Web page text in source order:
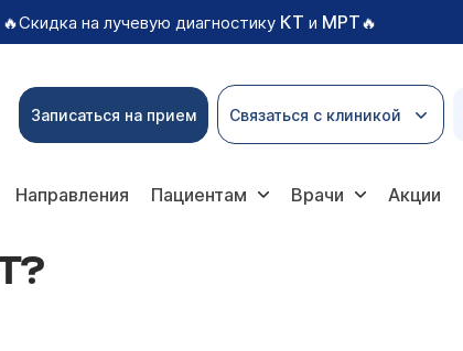
🔥Скидка на лучевую диагностику КТ и МРТ🔥
Записаться на прием Связаться с клиникой
Направления Пациентам Врачи Акции